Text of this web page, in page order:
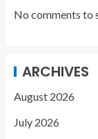
No comments to
ARCHIVES
August 2026
July 2026